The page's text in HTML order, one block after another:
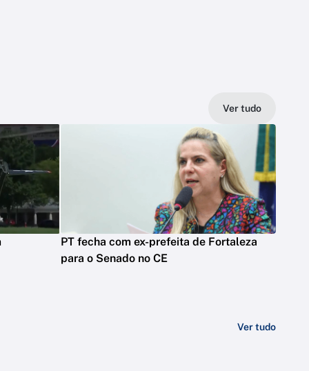
Ver tudo
PT fecha com ex-prefeita de Fortaleza
para o Senado no CE
Ver tudo